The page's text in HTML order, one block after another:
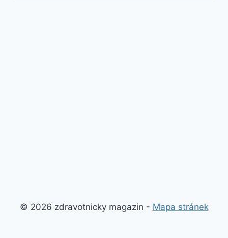
© 2026 zdravotnicky magazin - Mapa stránek